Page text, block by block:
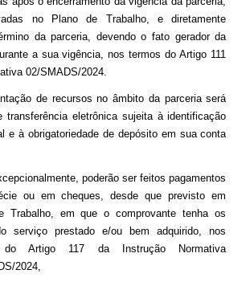
no Plano de Trabalho, e diretamente
da parceria, devendo o fato gerador da
a sua vigência, nos termos do Artigo 111
02/SMADS/2024.
de recursos no âmbito da parceria será
transferência eletrônica sujeita à identificação
e à obrigatoriedade de depósito em sua conta
poderão ser feitos pagamentos
ou em cheques, desde que previsto em
Trabalho, em que o comprovante tenha os
serviço prestado e/ou bem adquirido, nos
do Artigo 117 da Instrução Normativa
2024,